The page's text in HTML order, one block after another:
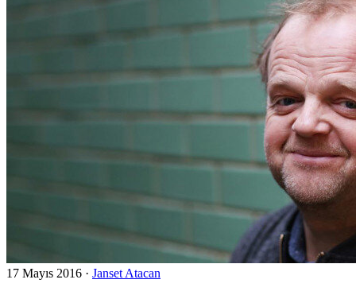
17 Mayıs 2016 · Janset Atacan